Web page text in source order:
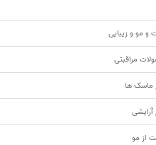
و مو و زیبایی
مراقبتی
ماسک ها
آرایشی
از مو